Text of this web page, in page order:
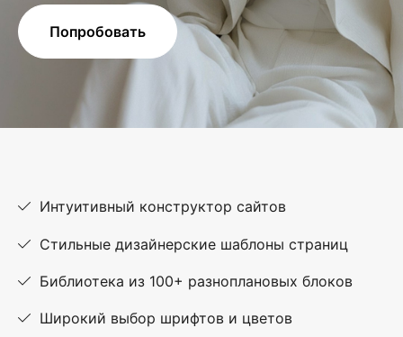
Попробовать
Интуитивный конструктор сайтов
Стильные дизайнерские шаблоны страниц
Библиотека из 100+ разноплановых блоков
Широкий выбор шрифтов и цветов